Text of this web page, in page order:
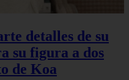
detalles de su
su figura a dos
de Koa